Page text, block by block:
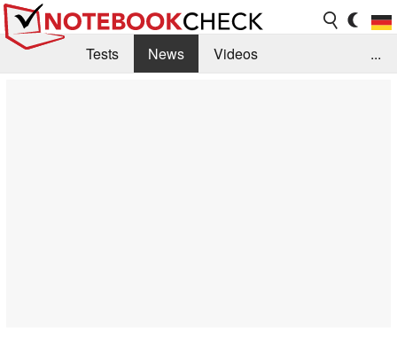
Tests News
Videos
...